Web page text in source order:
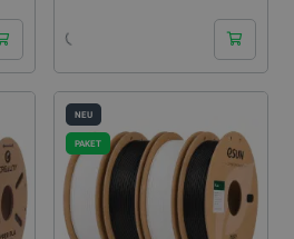
NEU
PAKET